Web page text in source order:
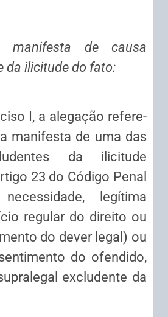
manifesta de causa
da ilicitude do fato:
I, a alegação refere-
manifesta de uma das
da ilicitude
23 do Código Penal
legítima
regular do direito ou
do dever legal) ou
do ofendido,
excludente da